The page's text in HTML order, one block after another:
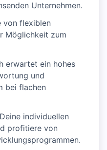
Unternehmen.
von flexiblen
Möglichkeit zum
erwartet ein hohes
und
bei flachen
individuellen
profitiere von